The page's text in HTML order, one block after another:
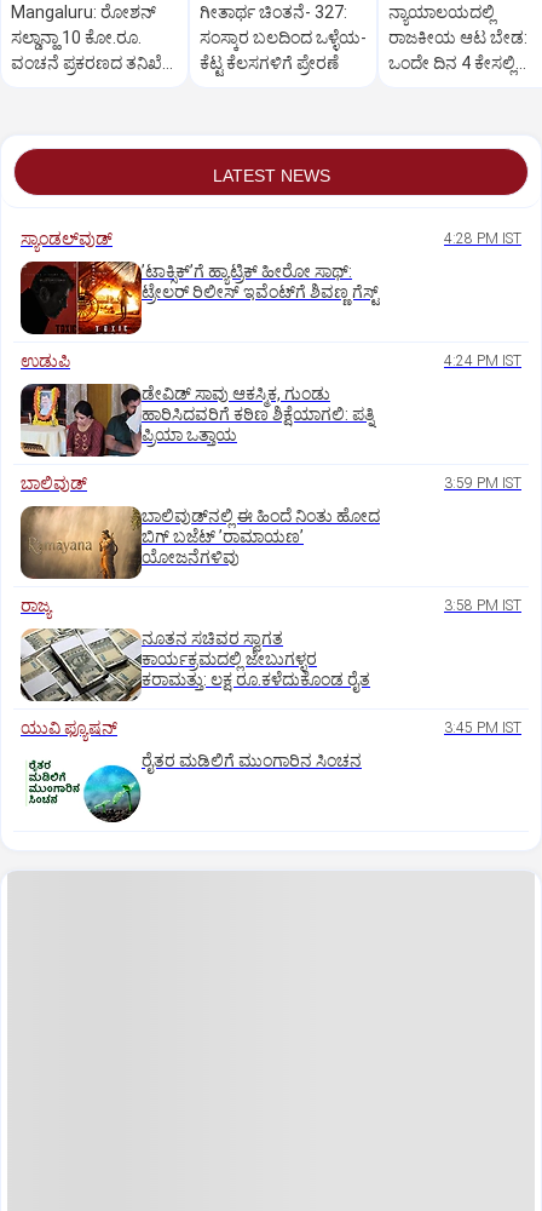
Mangaluru: ರೋಶನ್‌
ಸಲ್ಡಾನ್ಹಾ 10 ಕೋ.ರೂ.
ವಂಚನೆ ಪ್ರಕರಣದ ತನಿಖೆ
ಗೀತಾರ್ಥ ಚಿಂತನೆ- 327:
ಸಂಸ್ಕಾರ ಬಲದಿಂದ ಒಳ್ಳೆಯ-
ಕೆಟ್ಟ ಕೆಲಸಗಳಿಗೆ ಪ್ರೇರಣೆ
ನ್ಯಾಯಾಲಯದಲ್ಲಿ
ರಾಜಕೀಯ ಆಟ ಬೇಡ:
ಒಂದೇ ದಿನ 4 ಕೇಸಲ್ಲಿ
LATEST NEWS
ಸ್ಯಾಂಡಲ್‌ವುಡ್‌ 4:28 PM IST
ʼಟಾಕ್ಸಿಕ್‌ʼಗೆ ಹ್ಯಾಟ್ರಿಕ್‌ ಹೀರೋ ಸಾಥ್:‌
ಟ್ರೇಲರ್‌ ರಿಲೀಸ್‌ ಇವೆಂಟ್‌ಗೆ ಶಿವಣ್ಣ ಗೆಸ್ಟ್
ಉಡುಪಿ 4:24 PM IST
ಡೇವಿಡ್ ಸಾವು ಆಕಸ್ಮಿಕ, ಗುಂಡು
ಹಾರಿಸಿದವರಿಗೆ ಕಠಿಣ ಶಿಕ್ಷೆಯಾಗಲಿ: ಪತ್ನಿ
ಪ್ರಿಯಾ ಒತ್ತಾಯ
ಬಾಲಿವುಡ್‌ 3:59 PM IST
ಬಾಲಿವುಡ್‌ನಲ್ಲಿ ಈ ಹಿಂದೆ ನಿಂತು ಹೋದ
ಬಿಗ್‌ ಬಜೆಟ್ ʼರಾಮಾಯಣʼ‌
ಯೋಜನೆಗಳಿವು
ರಾಜ್ಯ 3:58 PM IST
ನೂತನ ಸಚಿವರ ಸ್ವಾಗತ
ಕಾರ್ಯಕ್ರಮದಲ್ಲಿ ಜೇಬುಗಳ್ಳರ
ಕರಾಮತ್ತು: ಲಕ್ಷ ರೂ.ಕಳೆದುಕೊಂಡ ರೈತ
ಯುವಿ ಫ್ಯೂಷನ್ 3:45 PM IST
ರೈತರ ಮಡಿಲಿಗೆ ಮುಂಗಾರಿನ ಸಿಂಚನ